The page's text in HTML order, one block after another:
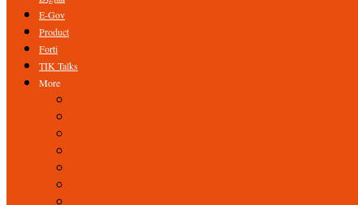
E-Gov
Product
Forti
TIK Talks
More